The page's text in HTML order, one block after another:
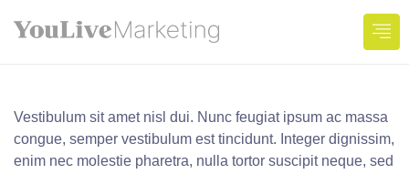
GREEN APARTMENTS
Vestibulum sit amet nisl dui. Nunc feugiat ipsum ac massa
congue, semper vestibulum est tincidunt. Integer dignissim,
enim nec molestie pharetra, nulla tortor suscipit neque, sed